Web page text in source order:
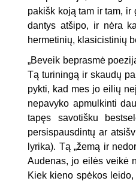
pakišk koją tam ir tam,
dantys atšipo, ir nėra
hermetinių, klasicistinių
„Beveik beprasmė
Tą turiningą ir skaudų
pykti, kad mes jo eilių
nepavyko apmulkinti
tapęs savotišku
persispausdintų ar
lyrika). Tą „žemą ir
Audenas, jo eilės veikė
Kiek kieno spėkos